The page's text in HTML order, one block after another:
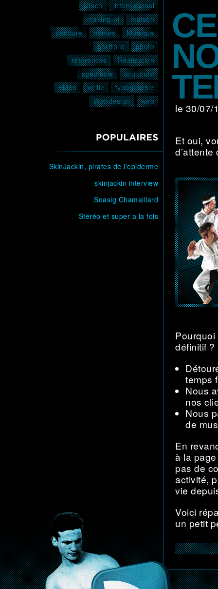
international
kitsch
maison
making-of
Musique
nantes
peinture
photo
portfolio
Réalisation
références
sculpture
spectacle
typographie
veille
vidéo
web
Webdesign
POPULAIRES3
SkinJackin, pirates de l'epiderme
skinjackin interview
Soasig Chamaillard
Stéréo et super a la fois
le 30/
Et oui,
définitif ?
temps
Nous
nos
Nous
de
En
à la
pas de
activité,
vie
Voici
un petit